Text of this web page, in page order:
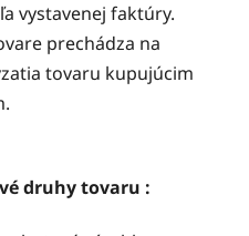
vystavenej faktúry.
prechádza na
tovaru kupujúcim
druhy tovaru :